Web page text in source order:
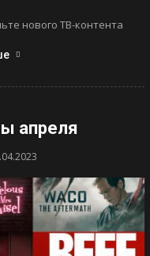
нового ТВ-контента
апреля